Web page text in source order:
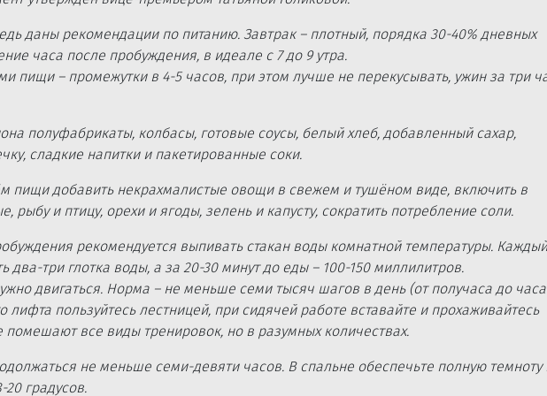
даны рекомендации по питанию. Завтрак – плотный, порядка 30-40% дневных
часа после пробуждения, в идеале с 7 до 9 утра.
пищи – промежутки в 4-5 часов, при этом лучше не перекусывать, ужин за три
полуфабрикаты, колбасы, готовые соусы, белый хлеб, добавленный сахар,
сладкие напитки и пакетированные соки.
пищи добавить некрахмалистые овощи в свежем и тушёном виде, включить в
рыбу и птицу, орехи и ягоды, зелень и капусту, сократить потребление соли.
рекомендуется выпивать стакан воды комнатной температуры. Каждый
два-три глотка воды, а за 20-30 минут до еды – 100-150 миллилитров.
двигаться. Норма – не меньше семи тысяч шагов в день (от получаса до часа
лифта пользуйтесь лестницей, при сидячей работе вставайте и прохаживайтесь
помешают все виды тренировок, но в разумных количествах.
не меньше семи-девяти часов. В спальне обеспечьте полную темноту
20 градусов.